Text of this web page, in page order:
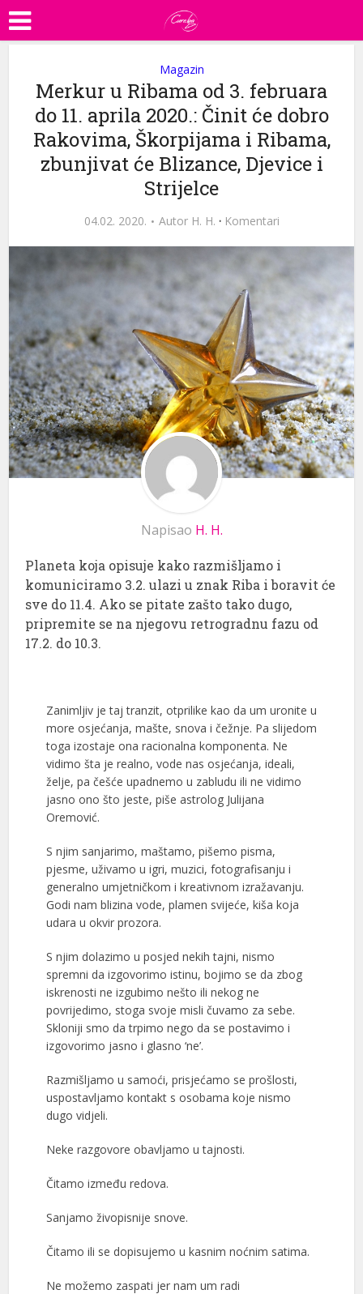
Magazin
Merkur u Ribama od 3. februara
do 11. aprila 2020.: Činit će dobro
Rakovima, Škorpijama i Ribama,
zbunjivat će Blizance, Djevice i
Strijelce
04.02. 2020. Autor H. H. · Komentari
Napisao H. H.
Planeta koja opisuje kako razmišljamo i
komuniciramo 3.2. ulazi u znak Riba i boravit će
sve do 11.4. Ako se pitate zašto tako dugo,
pripremite se na njegovu retrogradnu fazu od
17.2. do 10.3.
Zanimljiv je taj tranzit, otprilike kao da um uronite u
more osjećanja, mašte, snova i čežnje. Pa slijedom
toga izostaje ona racionalna komponenta. Ne
vidimo šta je realno, vode nas osjećanja, ideali,
želje, pa češće upadnemo u zabludu ili ne vidimo
jasno ono što jeste, piše astrolog Julijana
Oremović.
S njim sanjarimo, maštamo, pišemo pisma,
pjesme, uživamo u igri, muzici, fotografisanju i
generalno umjetničkom i kreativnom izražavanju.
Godi nam blizina vode, plamen svijeće, kiša koja
udara u okvir prozora.
S njim dolazimo u posjed nekih tajni, nismo
spremni da izgovorimo istinu, bojimo se da zbog
iskrenosti ne izgubimo nešto ili nekog ne
povrijedimo, stoga svoje misli čuvamo za sebe.
Skloniji smo da trpimo nego da se postavimo i
izgovorimo jasno i glasno ‘ne’.
Razmišljamo u samoći, prisjećamo se prošlosti,
uspostavljamo kontakt s osobama koje nismo
dugo vidjeli.
Neke razgovore obavljamo u tajnosti.
Čitamo između redova.
Sanjamo živopisnije snove.
Čitamo ili se dopisujemo u kasnim noćnim satima.
Ne možemo zaspati jer nam um radi